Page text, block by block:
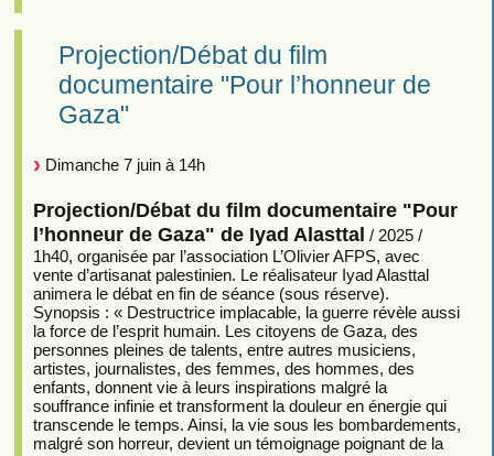
Projection/Débat du film
documentaire "Pour l’honneur de
Gaza"
Dimanche 7 juin à 14h
Projection/Débat du film documentaire "Pour
l’honneur de Gaza" de Iyad Alasttal / 2025 /
1h40, organisée par l’association L’Olivier AFPS, avec
vente d’artisanat palestinien. Le réalisateur Iyad Alasttal
animera le débat en fin de séance (sous réserve).
Synopsis : « Destructrice implacable, la guerre révèle aussi
la force de l’esprit humain. Les citoyens de Gaza, des
personnes pleines de talents, entre autres musiciens,
artistes, journalistes, des femmes, des hommes, des
enfants, donnent vie à leurs inspirations malgré la
souffrance infinie et transforment la douleur en énergie qui
transcende le temps. Ainsi, la vie sous les bombardements,
malgré son horreur, devient un témoignage poignant de la